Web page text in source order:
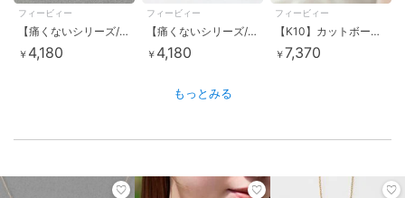
フィービィー
【痛くないシリーズ/金属アレルギー対応】スウィングクリスタルループフィットイヤリング シルバー
￥ 4,180
フィービィー
【痛くないシリーズ/金属アレルギー対応】スウィングクリスタルループフィットイヤリング ゴールド
￥ 4,180
フィービィー
【K10】カットボールチェーンリング／BOXつき
￥7,370
もっとみる